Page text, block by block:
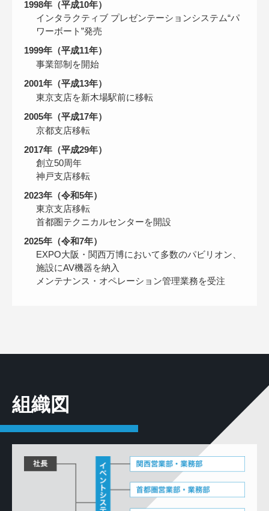
1998年（平成10年）
インタラクティブ プレゼンテーションシステム“パ
ワーボート”発売
1999年（平成11年）
事業部制を開始
2001年（平成13年）
東京支店を新木場駅前に移転
2005年（平成17年）
京都支店移転
2017年（平成29年）
創立50周年
神戸支店移転
2023年（令和5年）
東京支店移転
首都圏テクニカルセンターを開設
2025年（令和7年）
EXPO大阪・関西万博において多数のパビリオン、
施設にAV機器を納入
メンテナンス・オペレーション管理業務を受注
組織図